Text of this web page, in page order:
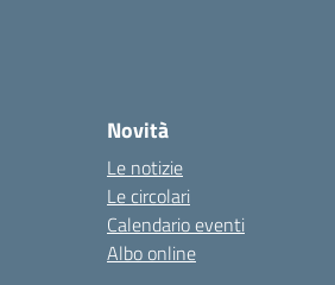
Novità
Le notizie
Le circolari
Calendario eventi
Albo online